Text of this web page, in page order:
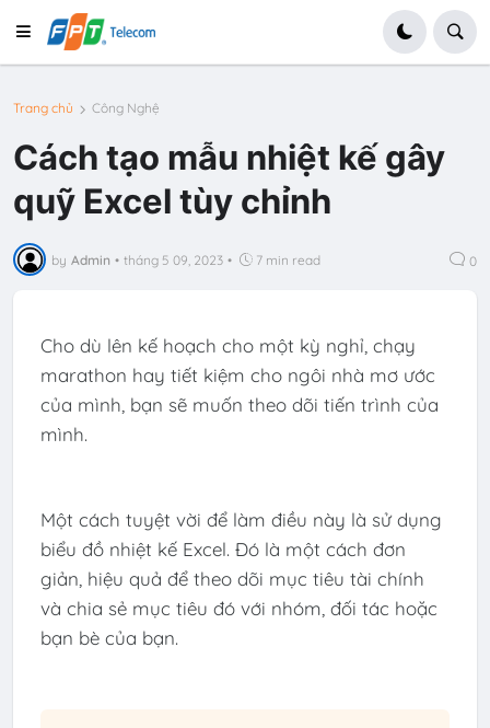
Trang chủ Công Nghệ
Cách tạo mẫu nhiệt kế gây
quỹ Excel tùy chỉnh
by Admin • tháng 5 09, 2023 • 7 min read 0
Cho dù lên kế hoạch cho một kỳ nghỉ, chạy
marathon hay tiết kiệm cho ngôi nhà mơ ước
của mình, bạn sẽ muốn theo dõi tiến trình của
mình.
Một cách tuyệt vời để làm điều này là sử dụng
biểu đồ nhiệt kế Excel. Đó là một cách đơn
giản, hiệu quả để theo dõi mục tiêu tài chính
và chia sẻ mục tiêu đó với nhóm, đối tác hoặc
bạn bè của bạn.